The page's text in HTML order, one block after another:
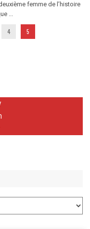
femme de l’histoire
...
4 5